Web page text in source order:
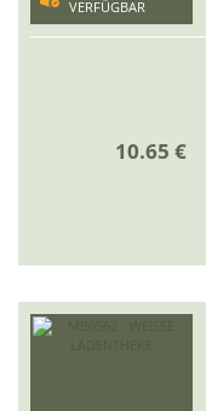
VERFÜGBAR
10.65 €